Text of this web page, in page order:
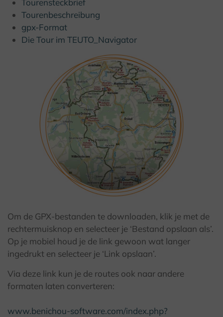
Tourensteckbrief
Tourenbeschreibung
gpx-Format
Die Tour im TEUTO_Navigator
Om de GPX-bestanden te downloaden, klik je met de
rechtermuisknop en selecteer je ‘Bestand opslaan als’.
Op je mobiel houd je de link gewoon wat langer
ingedrukt en selecteer je ‘Link opslaan’.
Via deze link kun je de routes ook naar andere
formaten laten converteren:
www.benichou-software.com/index.php?